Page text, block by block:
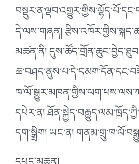
དེ་ལས་གཞན།
མཚན་ནི།
དཔེར་ན།
དག་སྒྲིག། ཡང་ན།